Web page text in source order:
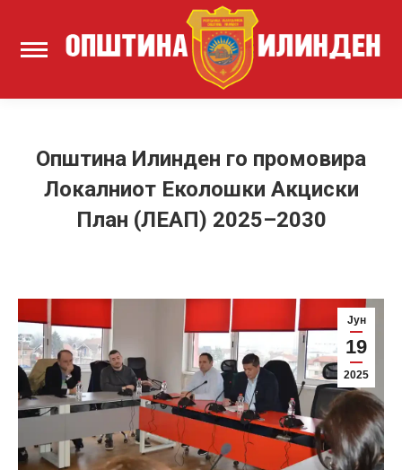
Општина Илинден го промовира
Локалниот Еколошки Акциски
План (ЛЕАП) 2025–2030
Јун
19
2025